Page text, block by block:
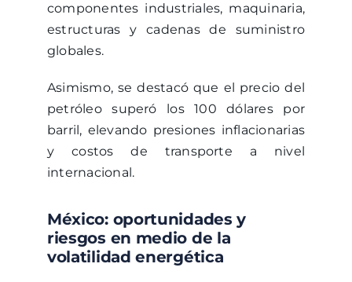
componentes industriales, maquinaria,
estructuras y cadenas de suministro
globales.
Asimismo, se destacó que el precio del
petróleo superó los 100 dólares por
barril, elevando presiones inflacionarias
y costos de transporte a nivel
internacional.
México: oportunidades y
riesgos en medio de la
volatilidad energética